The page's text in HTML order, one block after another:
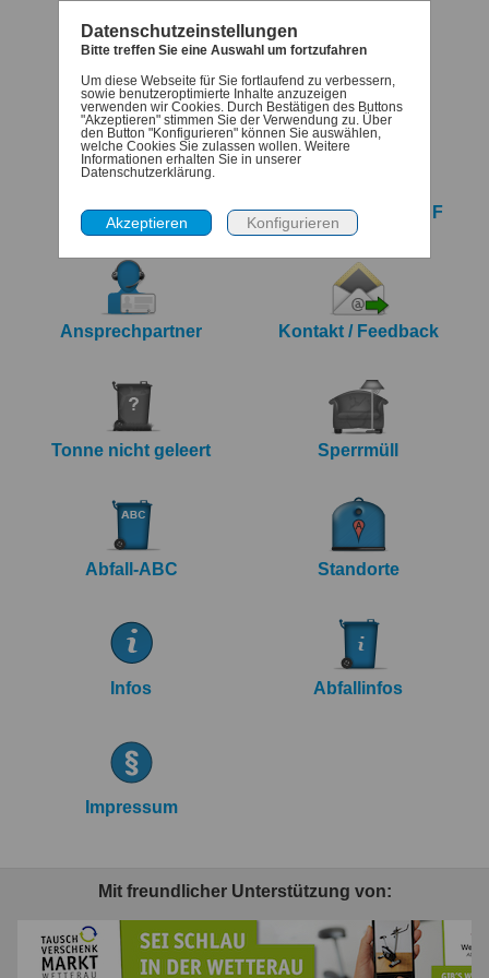
Termine Denk-dran
iCalendar Export Jahreskalender PDF
Ansprechpartner Kontakt / Feedback
Tonne nicht geleert Sperrmüll
Abfall-ABC Standorte
Infos Abfallinfos
Impressum
Mit freundlicher Unterstützung von:
Datenschutzeinstellungen
Bitte treffen Sie eine Auswahl um fortzufahren
Um diese Webseite für Sie fortlaufend zu verbessern,
sowie benutzeroptimierte Inhalte anzuzeigen
verwenden wir Cookies. Durch Bestätigen des Buttons
"Akzeptieren" stimmen Sie der Verwendung zu. Über
den Button "Konfigurieren" können Sie auswählen,
welche Cookies Sie zulassen wollen. Weitere
Informationen erhalten Sie in unserer
Datenschutzerklärung.